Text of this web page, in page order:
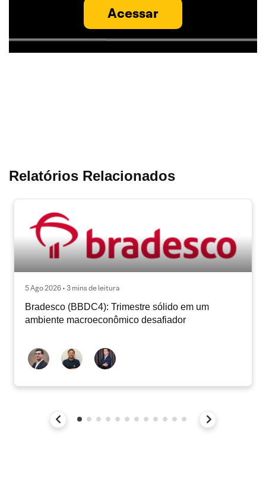
Acessar
Relatórios Relacionados
5 Ago 2026 • 3 mins de leitura
Bradesco (BBDC4): Trimestre sólido em um
ambiente macroeconômico desafiador